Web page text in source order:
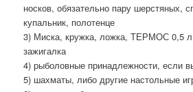
носков, обязательно пару шерстяных,
купальник, полотенце
3) Миска, кружка, ложка, ТЕРМОС 0,5
зажигалка
4) рыболовные принадлежности, если
5) шахматы, либо другие настольные